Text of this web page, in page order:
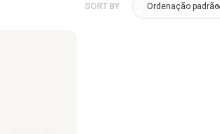
SORT BY Ordenação padrão